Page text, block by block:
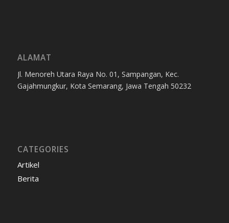
ALAMAT
Jl. Menoreh Utara Raya No. 01, Sampangan, Kec.
Gajahmungkur, Kota Semarang, Jawa Tengah 50232
CATEGORIES
Artikel
Berita